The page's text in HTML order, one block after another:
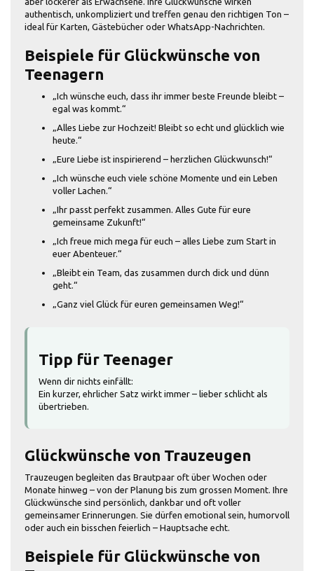
authentisch, unkompliziert und treffen genau den richtigen Ton –
ideal für Karten, Gästebücher oder WhatsApp-Nachrichten.
Beispiele für Glückwünsche von
Teenagern
„Ich wünsche euch, dass ihr immer beste Freunde bleibt –
egal was kommt.“
„Alles Liebe zur Hochzeit! Bleibt so echt und glücklich wie
heute.“
„Eure Liebe ist inspirierend – herzlichen Glückwunsch!“
„Ich wünsche euch viele schöne Momente und ein Leben
voller Lachen.“
„Ihr passt perfekt zusammen. Alles Gute für eure
gemeinsame Zukunft!“
„Ich freue mich mega für euch – alles Liebe zum Start in
euer Abenteuer.“
„Bleibt ein Team, das zusammen durch dick und dünn
geht.“
„Ganz viel Glück für euren gemeinsamen Weg!“
Tipp für Teenager
Wenn dir nichts einfällt:
Ein kurzer, ehrlicher Satz wirkt immer – lieber schlicht als
übertrieben.
Glückwünsche von Trauzeugen
Trauzeugen begleiten das Brautpaar oft über Wochen oder
Monate hinweg – von der Planung bis zum grossen Moment. Ihre
Glückwünsche sind persönlich, dankbar und oft voller
gemeinsamer Erinnerungen. Sie dürfen emotional sein, humorvoll
oder auch ein bisschen feierlich – Hauptsache echt.
Beispiele für Glückwünsche von